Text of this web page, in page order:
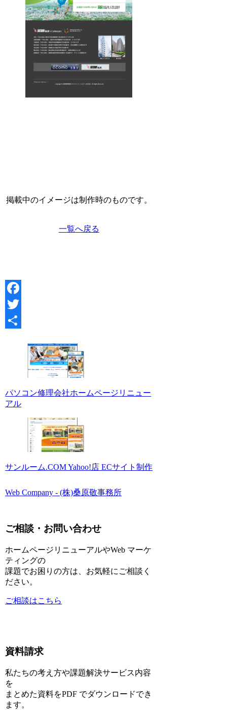
掲載中のイメージは制作時のものです。
一覧へ戻る
Facebook
Twitter
パソコン修理会社ホームページリニュー
アル
サンルーム.COM Yahoo!店 ECサイト制作
Web Company - (株)桑原敬事務所
ご相談・お問い合わせ
ホームページリニューアルやWeb マーケ
ティングの
課題でお困りの方は、お気軽にご相談く
ださい。
ご相談はこちら
資料請求
私たちの考え方や課題解決サービス内容
を
まとめた資料をPDF でダウンロードでき
ます。